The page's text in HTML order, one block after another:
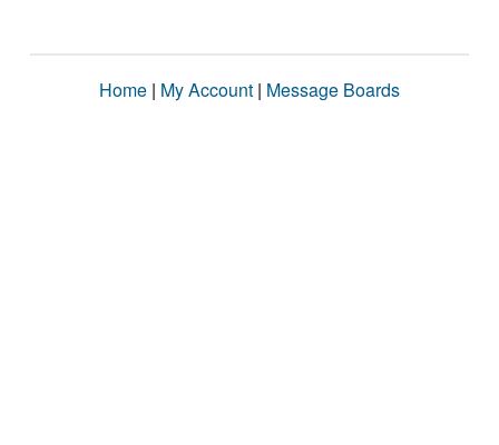
Home | My Account | Message Boards